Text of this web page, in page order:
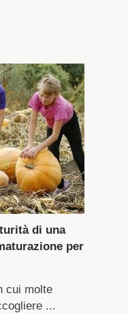
di una
per
cui molte
...